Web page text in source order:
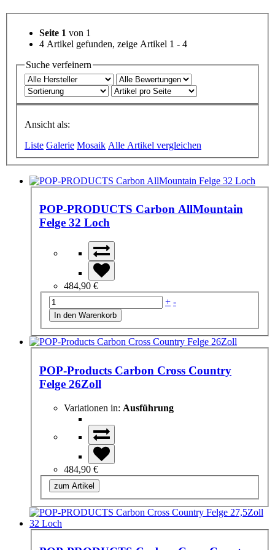
Seite 1 von 1
4 Artikel gefunden, zeige Artikel 1 - 4
Suche verfeinern
Ansicht als:
Liste Galerie Mosaik Alle Artikel vergleichen
POP-PRODUCTS Carbon AllMountain
Felge 32 Loch
484,90 €
+ -
POP-Products Carbon Cross Country
Felge 26Zoll
Variationen in: Ausführung
484,90 €
zum Artikel